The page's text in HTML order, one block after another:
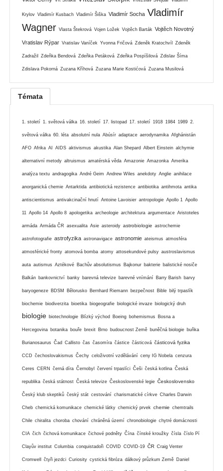
Krylov Vladimír Kusbach Vladimír Šiška Vladimír Socha Vladimír
Wagner Vlasta Štekrová Vojen Ložek Vojtěch Barták Vojtěch Novotný
Vratislav Rýpar Vratislav Vaníček Yvonna Fričová Zdeněk Kratochvíl Zdeněk
Zadražil Zdeňka Bendová Zdeňka Petáková Zdeňka Pospíšilová Zdislav Šíma
Zdislava Pokorná Zuzana Kříhová Zuzana Marie Kostićová Zuzana Musilová
Témata
1. století 1. světová válka 16. století 17. listopad 17. století 1918 1984 1989 2.
světová válka 60. léta absolutní nula Abúsír adaptace aerodynamika Afghánistán
AFO Afrika AI AIDS aktivismus akustika Alan Shepard Albert Einstein alchymie
alternativní metody altruismus amatérská věda Amazonie Amazonka Amerika
analýza textu andragogika André Geim Andrew Wiles anekdoty Anglie anihilace
anorganická chemie Antarktida antibiotická rezistence antibiotika antihmota antika
antiscientismus antivakcinační hnutí Antoine Lavoisier antropologie Apollo 1 Apollo
11 Apollo 14 Apollo 8 apologetika archeologie architektura argumentace Aristoteles
armáda Armáda ČR asexualita Asie asteroidy astrobiologie astrochemie
astrofotografie astrofyzika astronavigace astronomie ateismus atmosféra
atmosférické fronty atomová bomba atomy attosekundové pulsy austroslavismus
auta autismus Aztékové Bachův absolutismus Bajkonur bakterie balistické nosiče
Balkán bankovnictví banky barevná televize barevné vnímání Barry Barish barvy
baryogeneze BDSM Bělorusko Bernhard Riemann bezpečnost Bible bilý trpaslík
biochemie biodiverzita bioetika biogeografie biologické invaze biologický druh
biologie biotechnologie Blízký východ Boeing bohemismus Bosna a
Hercegovina botanika bouře brexit Brno budoucnost Země buněčná biologie buňka
Burianosaurus Čad Callisto čas časomíra částice částicová částicová fyzika
CCD čechoslovakismus Čechy celoživotní vzdělávání ceny IG Nobela cenzura
Ceres CERN černá díra Černobyl červení trpaslíci Češi česká kotlina Česká
republika česká státnost Česká televize Československé legie Československo
Český klub skeptiků český stát cestování charismatické církve Charles Darwin
Cheb chemická komunikace chemické látky chemický prvek chemie chemtrails
Chile chiralita choroba chování chráněná území chronobiologie chytré domácnosti
CIA čich čichová komunikace čichové podněty Čína čínské kroužky čísla číslo Pí
Clayův institut Columbia conquistadoři COVID COVID-19 ČR Craig Venter
Cromwell čtyři jezdci Curiosity cystická fibróza dálkový průzkum Země Daniel